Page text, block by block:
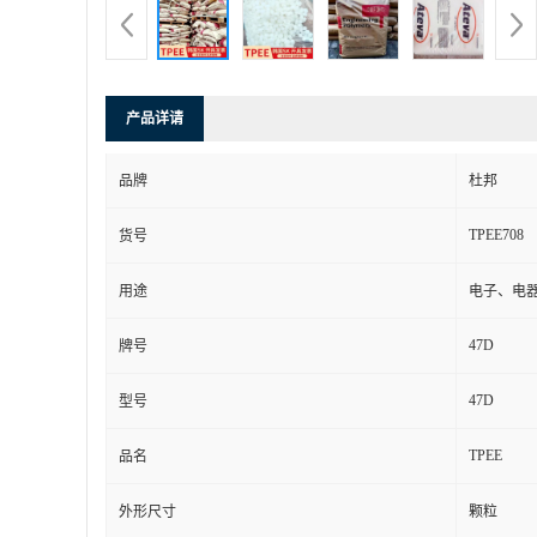
产品详请
品牌 杜邦
货号 TPEE708
用途 电子、电
牌号 47D
型号 47D
品名 TPEE
外形尺寸 颗粒